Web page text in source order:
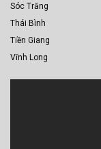
Sóc Trăng
Thái Bình
Tiền Giang
Vĩnh Long